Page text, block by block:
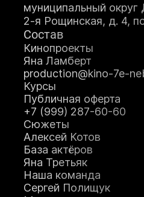
муниципальный
2-я Рощинская, д. 4,
Состав
Кинопроекты
Яна Ламберт
production@kino-7e-
Курсы
Публичная оферта
+7 (999) 287-60-60
Сюжеты
Алексей Котов
База актёров
Яна Третьяк
Наша команда
Сергей Полищук